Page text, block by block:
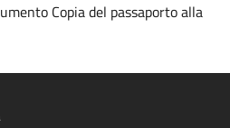
Copia del passaporto alla